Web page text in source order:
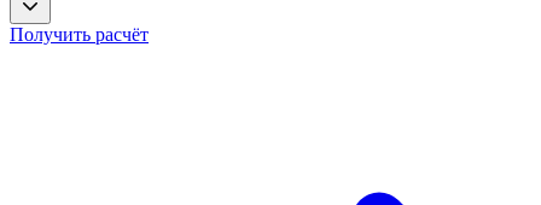
Получить расчёт